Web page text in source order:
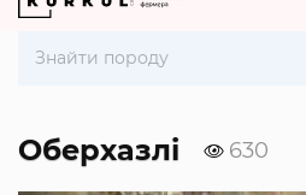
Оберхазлі 630